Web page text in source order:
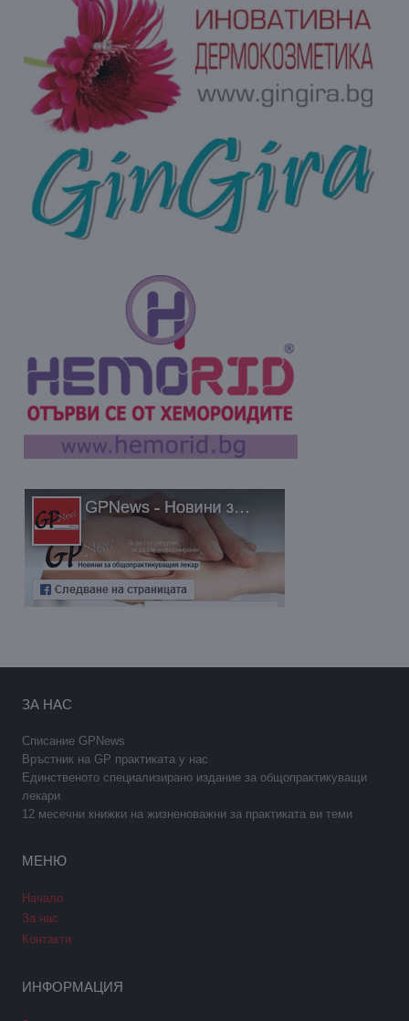
ЗА НАС
Списание GPNews
Връстник на GP практиката у нас
Единственото специализирано издание за общопрактикуващи
лекари
12 месечни книжки на жизненоважни за практиката ви теми
МЕНЮ
Начало
За нас
Контакти
ИНФОРМАЦИЯ